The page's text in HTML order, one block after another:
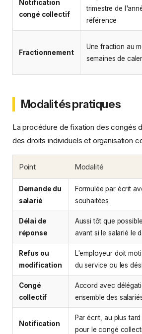
Notification
congé collectif
trimestre de
référence
Fractionnement
Une fraction au
semaines de
Modalités pratiques
La procédure de fixation des congés
des droits individuels et organisation
Point Modalité
Demande du
salarié
Formulée par écrit
souhaitées
Délai de
réponse
Aussi tôt que
avant si le salarié le
Refus ou
modification
L'employeur doit
du service ou les
Congé
collectif
Accord avec
ensemble des
Notification
Par écrit, au plus
pour le congé